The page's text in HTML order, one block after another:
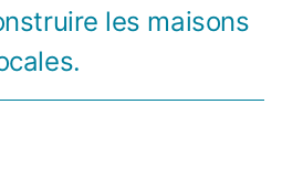
les maisons